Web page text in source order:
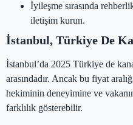
İyileşme sırasında
iletişim kurun.
İstanbul, Türkiye De
İstanbul’da 2025 Türkiye de
arasındadır. Ancak bu fiyat
hekiminin deneyimine ve
farklılık gösterebilir.